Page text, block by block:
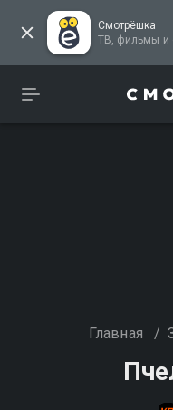
Смотрёшка
Главная /